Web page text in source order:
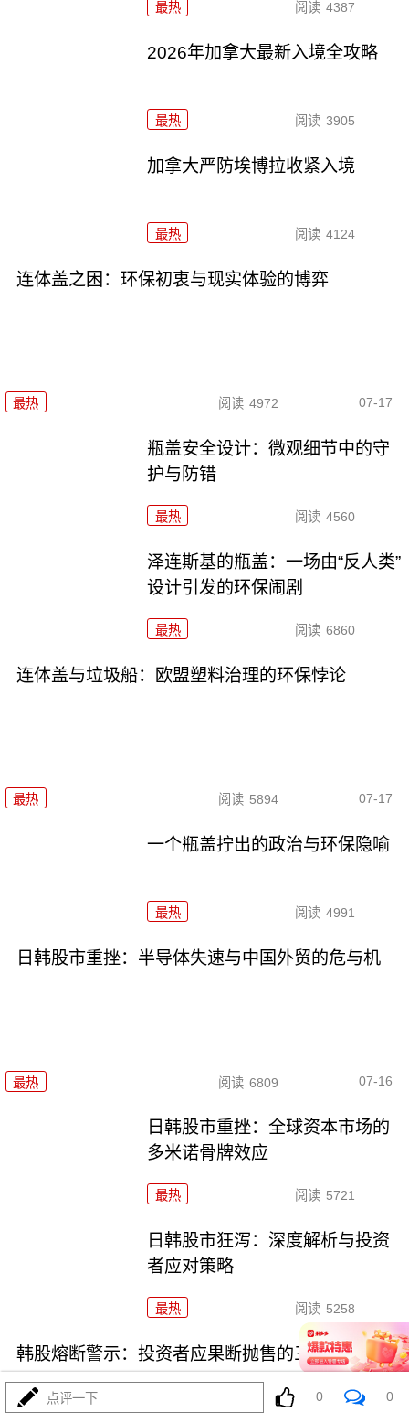
最热 阅读 4387
2026年加拿大最新入境全攻略
最热 阅读 3905
加拿大严防埃博拉收紧入境
最热 阅读 4124
连体盖之困：环保初衷与现实体验的博弈
最热 阅读 4972 07-17
瓶盖安全设计：微观细节中的守
护与防错
最热 阅读 4560
泽连斯基的瓶盖：一场由“反人类”
设计引发的环保闹剧
最热 阅读 6860
连体盖与垃圾船：欧盟塑料治理的环保悖论
最热 阅读 5894 07-17
一个瓶盖拧出的政治与环保隐喻
最热 阅读 4991
日韩股市重挫：半导体失速与中国外贸的危与机
最热 阅读 6809 07-16
日韩股市重挫：全球资本市场的
多米诺骨牌效应
最热 阅读 5721
日韩股市狂泻：深度解析与投资
者应对策略
最热 阅读 5258
韩股熔断警示：投资者应果断抛售的三类高危资产
点评一下 0 0